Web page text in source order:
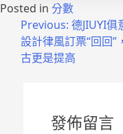
Posted in 分數
Previous: 德JIUYI俱
設計律風訂票“回回”
古更是提高
發佈留言